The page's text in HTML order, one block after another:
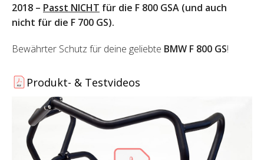
2018 – Passt NICHT für die F 800 GSA (und auch
nicht für die F 700 GS).
Bewährter Schutz für deine geliebte BMW F 800 GS!
Produkt- & Testvideos